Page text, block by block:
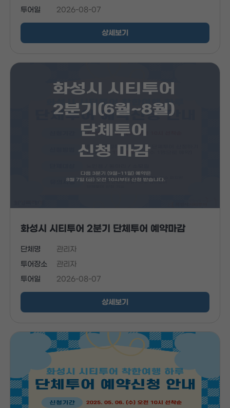
투어일
2026-08-07
상세보기
화성시 시티투어 2분기 단체투어 예약마감
단체명
관리자
투어장소
관리자
투어일
2026-08-07
상세보기